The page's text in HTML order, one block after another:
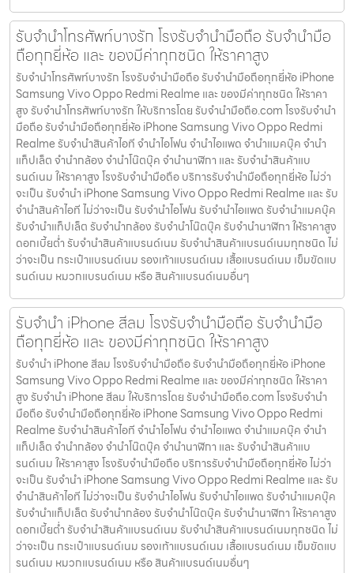
รับจำนำโทรศัพท์บางรัก โรงรับจำนำมือถือ รับจำนำมือ
ถือทุกยี่ห้อ และ ของมีค่าทุกชนิด ให้ราคาสูง
รับจำนำโทรศัพท์บางรัก โรงรับจำนำมือถือ รับจำนำมือถือทุกยี่ห้อ iPhone
Samsung Vivo Oppo Redmi Realme และ ของมีค่าทุกชนิด ให้ราคา
สูง รับจำนำโทรศัพท์บางรัก ให้บริการโดย รับจํานํามือถือ.com โรงรับจำนำ
มือถือ รับจำนำมือถือทุกยี่ห้อ iPhone Samsung Vivo Oppo Redmi
Realme รับจำนำสินค้าไอที จำนำไอโฟน จำนำไอแพด จำนำแมคบุ๊ค จำนำ
แท็ปเล็ต จำนำกล้อง จำนำโน๊ตบุ๊ค จำนำนาฬิกา และ รับจำนำสินค้าแบ
รนด์เนม ให้ราคาสูง โรงรับจำนำมือถือ บริการรับจำนำมือถือทุกยี่ห้อ ไม่ว่า
จะเป็น รับจำนำ iPhone Samsung Vivo Oppo Redmi Realme และ รับ
จำนำสินค้าไอที ไม่ว่าจะเป็น รับจำนำไอโฟน รับจำนำไอแพด รับจำนำแมคบุ๊ค
รับจำนำแท็ปเล็ต รับจำนำกล้อง รับจำนำโน๊ตบุ๊ค รับจำนำนาฬิกา ให้ราคาสูง
ดอกเบี้ยต่ำ รับจำนำสินค้าแบรนด์เนม รับจำนำสินค้าแบรนด์เนมทุกชนิด ไม่
ว่าจะเป็น กระเป๋าแบรนด์เนม รองเท้าแบรนด์เนม เสื้อแบรนด์เนม เข็มขัดแบ
รนด์เนม หมวกแบรนด์เนม หรือ สินค้าแบรนด์เนมอื่นๆ
รับจำนำ iPhone สีลม โรงรับจำนำมือถือ รับจำนำมือ
ถือทุกยี่ห้อ และ ของมีค่าทุกชนิด ให้ราคาสูง
รับจำนำ iPhone สีลม โรงรับจำนำมือถือ รับจำนำมือถือทุกยี่ห้อ iPhone
Samsung Vivo Oppo Redmi Realme และ ของมีค่าทุกชนิด ให้ราคา
สูง รับจำนำ iPhone สีลม ให้บริการโดย รับจํานํามือถือ.com โรงรับจำนำ
มือถือ รับจำนำมือถือทุกยี่ห้อ iPhone Samsung Vivo Oppo Redmi
Realme รับจำนำสินค้าไอที จำนำไอโฟน จำนำไอแพด จำนำแมคบุ๊ค จำนำ
แท็ปเล็ต จำนำกล้อง จำนำโน๊ตบุ๊ค จำนำนาฬิกา และ รับจำนำสินค้าแบ
รนด์เนม ให้ราคาสูง โรงรับจำนำมือถือ บริการรับจำนำมือถือทุกยี่ห้อ ไม่ว่า
จะเป็น รับจำนำ iPhone Samsung Vivo Oppo Redmi Realme และ รับ
จำนำสินค้าไอที ไม่ว่าจะเป็น รับจำนำไอโฟน รับจำนำไอแพด รับจำนำแมคบุ๊ค
รับจำนำแท็ปเล็ต รับจำนำกล้อง รับจำนำโน๊ตบุ๊ค รับจำนำนาฬิกา ให้ราคาสูง
ดอกเบี้ยต่ำ รับจำนำสินค้าแบรนด์เนม รับจำนำสินค้าแบรนด์เนมทุกชนิด ไม่
ว่าจะเป็น กระเป๋าแบรนด์เนม รองเท้าแบรนด์เนม เสื้อแบรนด์เนม เข็มขัดแบ
รนด์เนม หมวกแบรนด์เนม หรือ สินค้าแบรนด์เนมอื่นๆ